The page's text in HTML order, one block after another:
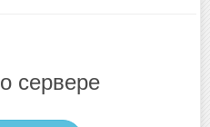
сервере